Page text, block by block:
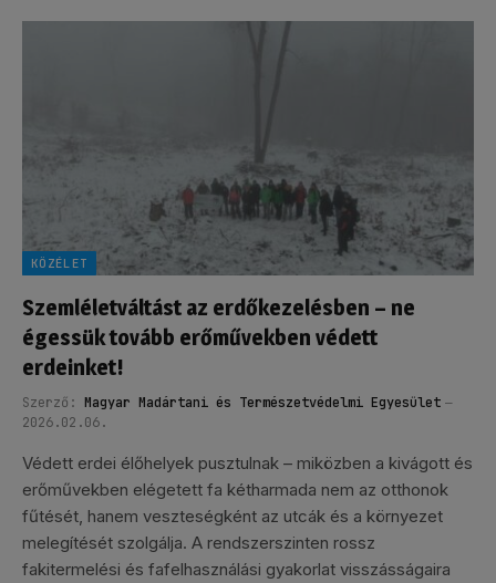
KÖZÉLET
Szemléletváltást az erdőkezelésben – ne
égessük tovább erőművekben védett
erdeinket!
Szerző: Magyar Madártani és Természetvédelmi Egyesület
2026.02.06.
Védett erdei élőhelyek pusztulnak – miközben a kivágott és
erőművekben elégetett fa kétharmada nem az otthonok
fűtését, hanem veszteségként az utcák és a környezet
melegítését szolgálja. A rendszerszinten rossz
fakitermelési és fafelhasználási gyakorlat visszásságaira